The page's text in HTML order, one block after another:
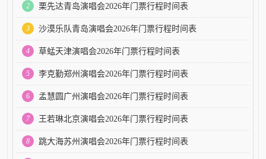
2 栗先达青岛演唱会2026年门票行程时间表
3 沙漠乐队青岛演唱会2026年门票行程时间表
4 草蜢天津演唱会2026年门票行程时间表
5 李克勤郑州演唱会2026年门票行程时间表
6 孟慧圆广州演唱会2026年门票行程时间表
7 王若琳北京演唱会2026年门票行程时间表
8 跳大海苏州演唱会2026年门票行程时间表